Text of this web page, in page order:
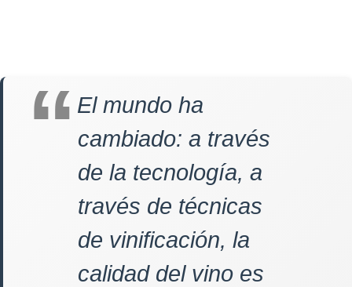
El mundo ha
cambiado: a través
de la tecnología, a
través de técnicas
de vinificación, la
calidad del vino es